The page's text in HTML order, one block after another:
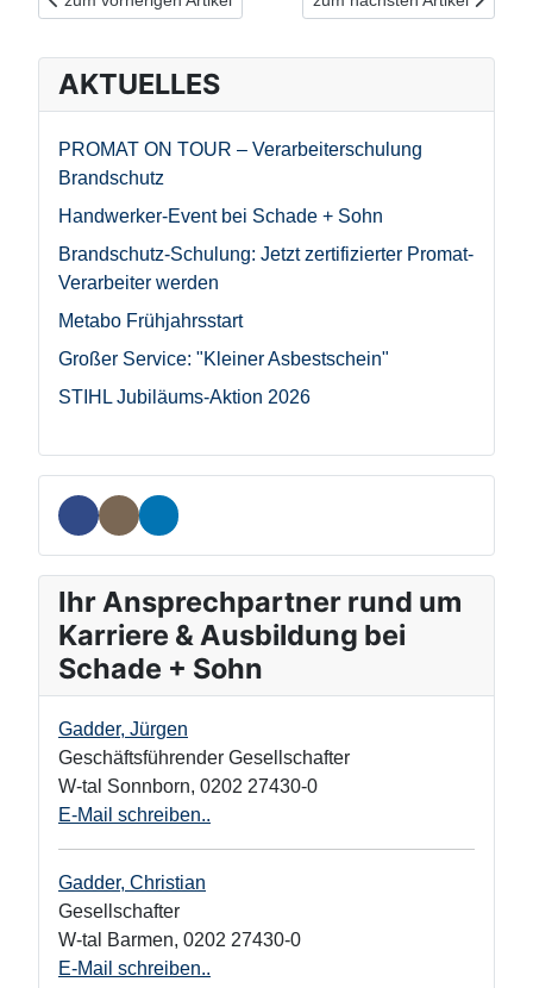
AKTUELLES
PROMAT ON TOUR – Verarbeiterschulung
Brandschutz
Handwerker-Event bei Schade + Sohn
Brandschutz-Schulung: Jetzt zertifizierter Promat-
Verarbeiter werden
Metabo Frühjahrsstart
Großer Service: "Kleiner Asbestschein"
STIHL Jubiläums-Aktion 2026
Ihr Ansprechpartner rund um
Karriere & Ausbildung bei
Schade + Sohn
Gadder, Jürgen
Geschäftsführender Gesellschafter
W-tal Sonnborn, 0202 27430-0
E-Mail schreiben..
Gadder, Christian
Gesellschafter
W-tal Barmen, 0202 27430-0
E-Mail schreiben..